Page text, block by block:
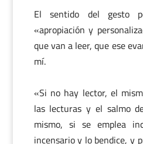
El sentido del gesto
«apropiación y
que van a leer, que ese
mí.
«Si no hay lector, el
las lecturas y el salmo
mismo, si se emplea
incensario y lo bendice, y